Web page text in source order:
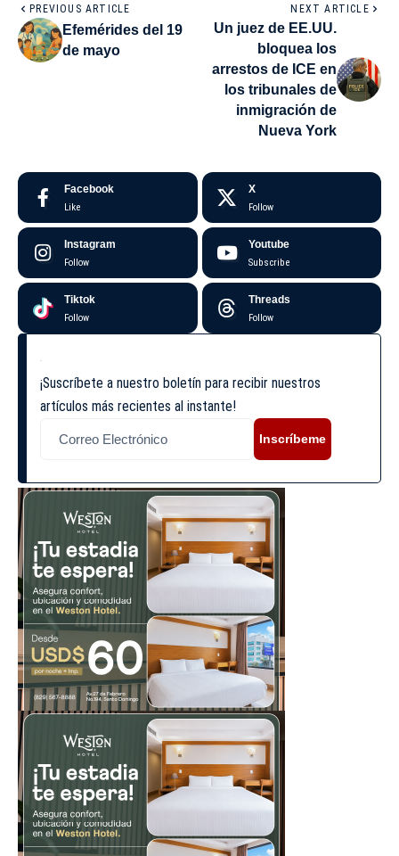
PREVIOUS ARTICLE
Efemérides del 19
de mayo
NEXT ARTICLE
Un juez de EE.UU.
bloquea los
arrestos de ICE en
los tribunales de
inmigración de
Nueva York
Facebook
Like
X
Follow
Instagram
Follow
Youtube
Subscribe
Tiktok
Follow
Threads
Follow
¡Suscríbete a nuestro boletín para recibir nuestros
artículos más recientes al instante!
Inscríbeme